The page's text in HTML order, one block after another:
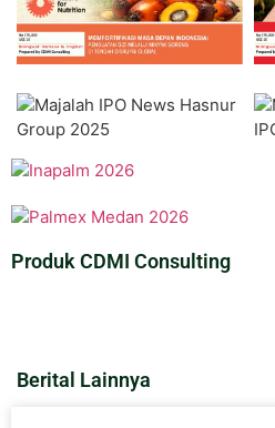
Produk CDMI Consulting
Berital Lainnya